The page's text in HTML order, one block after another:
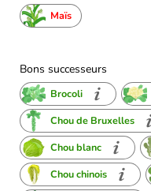
Maïs
Bons successeurs
Brocoli
Chou de Bruxelles
Chou blanc
Chou chinois